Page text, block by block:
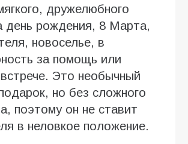
дружелюбного
день рождения, 8 Марта,
новоселье, в
за помощь или
Это необычный
но без сложного
поэтому он не ставит
в неловкое положение.